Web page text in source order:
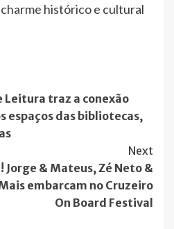
charme histórico e cultural
Leitura traz a conexão
espaços das bibliotecas,
Next
Jorge & Mateus, Zé Neto &
embarcam no Cruzeiro
On Board Festival